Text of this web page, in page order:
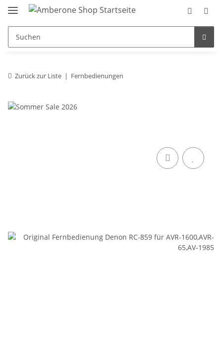
Zurück zur Liste Fernbedienungen